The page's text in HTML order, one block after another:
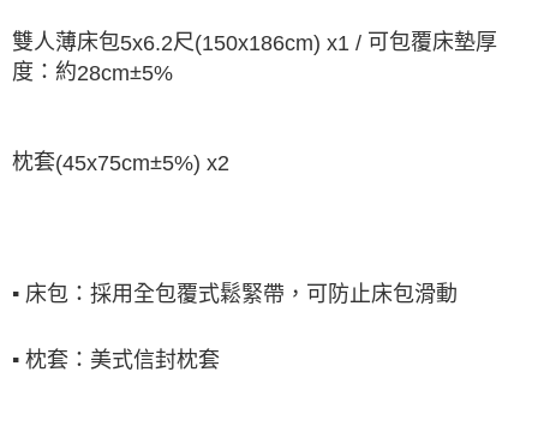
雙人薄床包5x6.2尺(150x186cm) x1 / 可包覆床墊厚
度：約28cm±5%
枕套(45x75cm±5%) x2
▪ 床包：採用全包覆式鬆緊帶，可防止床包滑動
▪ 枕套：美式信封枕套